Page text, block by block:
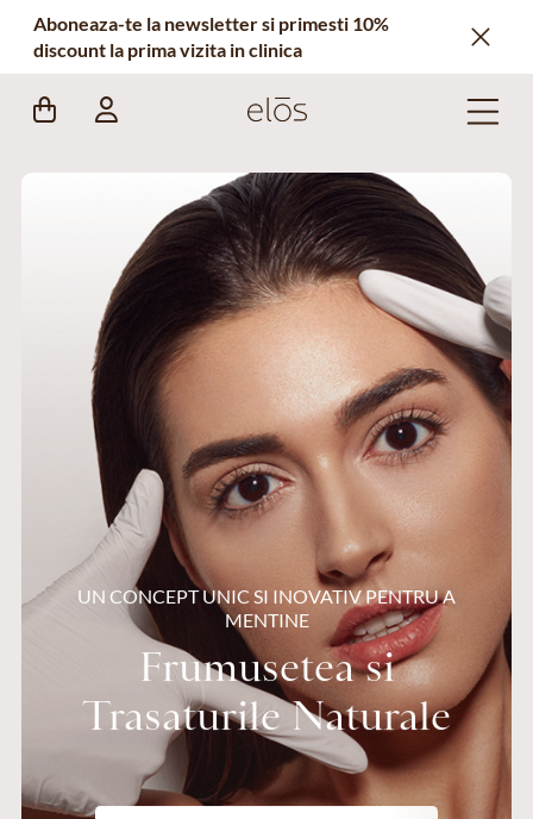
Aboneaza-te la newsletter si primesti 10%
discount la prima vizita in clinica
UN CONCEPT UNIC SI INOVATIV PENTRU A
MENTINE
Frumusetea si
Trasaturile Naturale